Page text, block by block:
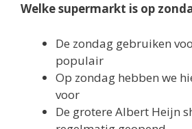
Welke supermarkt is op
De zondag gebruiken
populair
Op zondag hebben we
voor
De grotere Albert Heijn